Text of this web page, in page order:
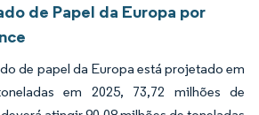
de Papel da Europa por
de papel da Europa está projetado em
em 2025, 73,72 milhões de